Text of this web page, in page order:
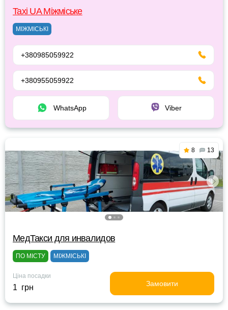
Taxi UA Міжміське
МІЖМІСЬКІ
+380985059922
+380955059922
WhatsApp Viber
8 13
МедТакси для инвалидов
ПО МІСТУ МІЖМІСЬКІ
Ціна посадки
1 грн Замовити